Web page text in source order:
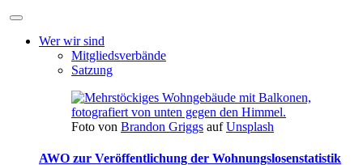
Wer wir sind
Mitgliedsverbände
Satzung
Foto von Brandon Griggs aufUnsplash
AWO zur Veröffentlichung der Wohnungslosenstatistik